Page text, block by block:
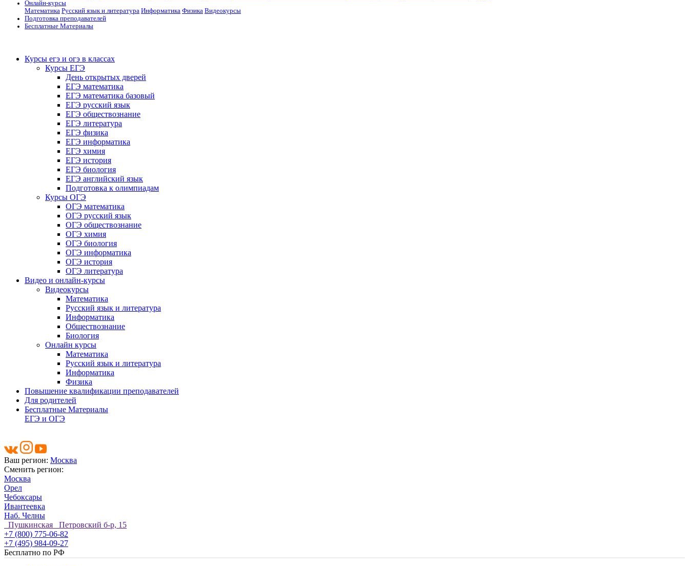
Онлайн-курсы
Математика Русский язык и литература Информатика Физика Видеокурсы
Подготовка преподавателей
Бесплатные Материалы
Курсы егэ и огэ в классах
Курсы ЕГЭ
День открытых дверей
ЕГЭ математика
ЕГЭ математика базовый
ЕГЭ русский язык
ЕГЭ обществознание
ЕГЭ литература
ЕГЭ физика
ЕГЭ информатика
ЕГЭ химия
ЕГЭ история
ЕГЭ биология
ЕГЭ английский язык
Подготовка к олимпиадам
Курсы ОГЭ
ОГЭ математика
ОГЭ русский язык
ОГЭ обществознание
ОГЭ химия
ОГЭ биология
ОГЭ информатика
ОГЭ история
ОГЭ литература
Видео и онлайн-курсы
Видеокурсы
Математика
Русский язык и литература
Информатика
Обществознание
Биология
Онлайн курсы
Математика
Русский язык и литература
Информатика
Физика
Повышение квалификации преподавателей
Для родителей
Бесплатные Материалы
ЕГЭ и ОГЭ
Ваш регион: Москва
Сменить регион:
Москва
Орел
Чебоксары
Ивантеевка
Наб. Челны
Пушкинская Петровский б-р, 15
+7 (800) 775-06-82
+7 (495) 984-09-27
Бесплатно по РФ